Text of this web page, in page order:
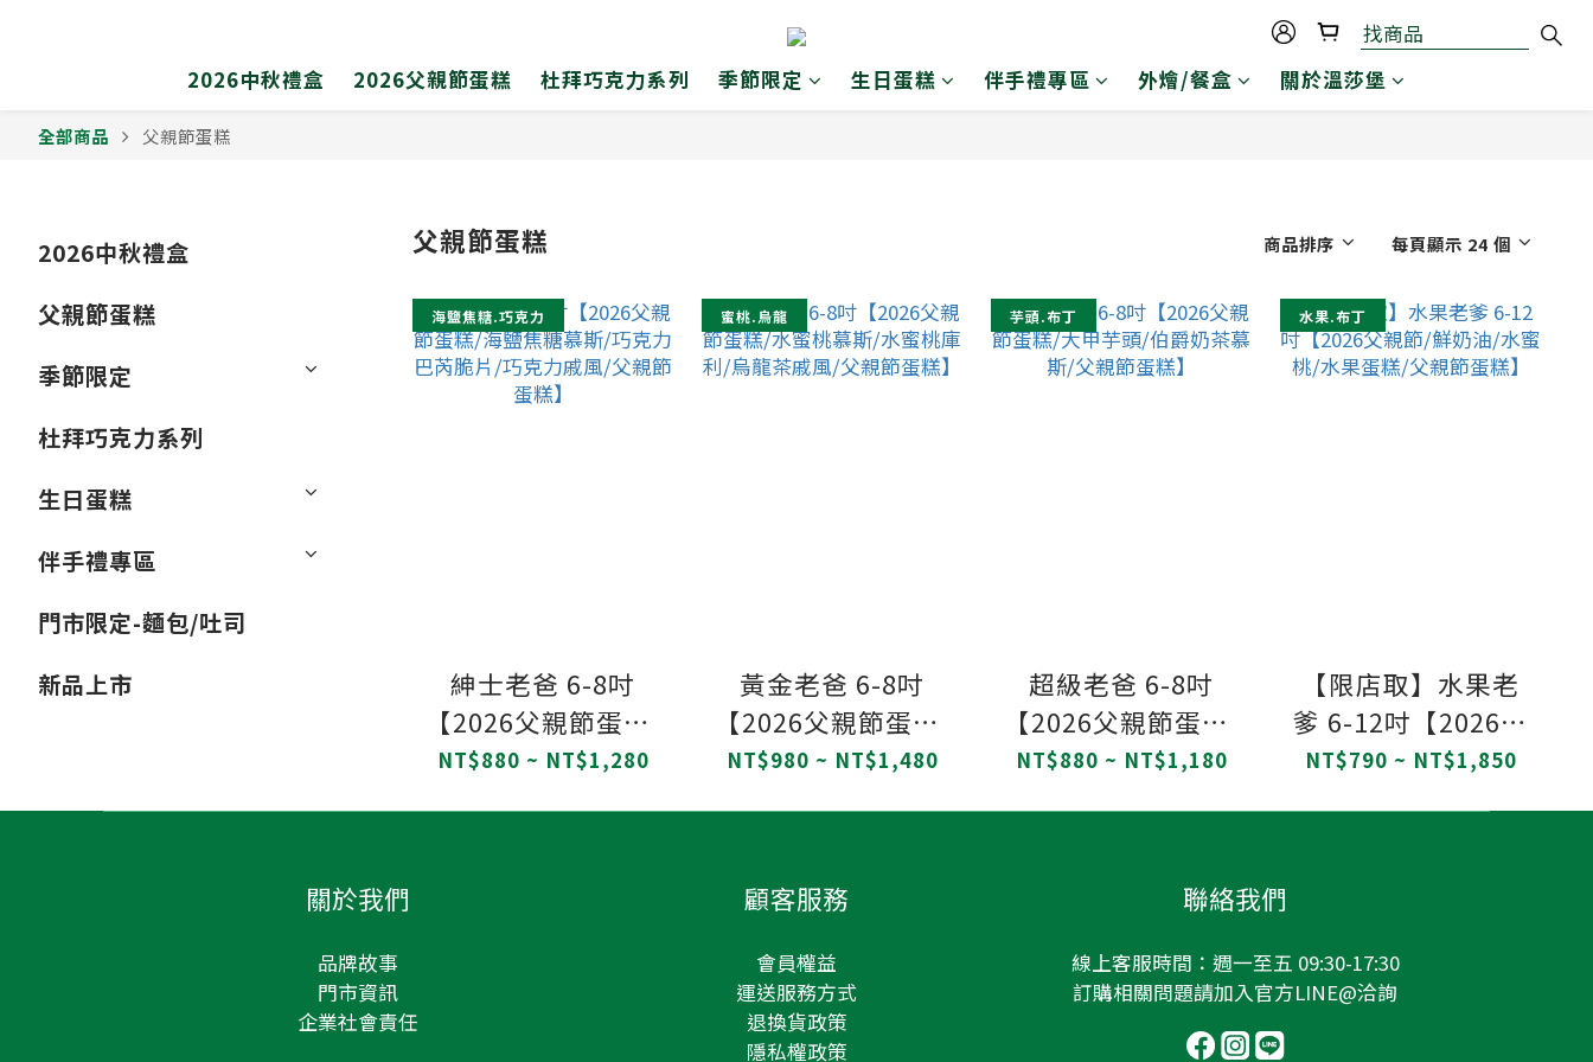
2026中秋禮盒 2026父親節蛋糕 杜拜巧克力系列 季節限定 生日蛋糕 伴手禮專區 外燴/餐盒 關於溫莎堡
全部商品 父親節蛋糕
2026中秋禮盒
父親節蛋糕
季節限定
杜拜巧克力系列
生日蛋糕
伴手禮專區
門市限定-麵包/吐司
新品上市
父親節蛋糕 商品排序 每頁顯示 24 個
海鹽焦糖.巧克力
紳士老爸 6-8吋
【2026父親節蛋糕/
海鹽焦糖慕斯/巧克
NT$880 ~ NT$1,280
蜜桃.烏龍
黃金老爸 6-8吋
【2026父親節蛋糕/
水蜜桃慕斯/水蜜桃
NT$980 ~ NT$1,480
芋頭.布丁
超級老爸 6-8吋
【2026父親節蛋糕/
大甲芋頭/伯爵奶茶
NT$880 ~ NT$1,180
水果.布丁
【限店取】水果老
爹 6-12吋【2026父
親節/鮮奶油/水蜜
NT$790 ~ NT$1,850
關於我們
品牌故事
門市資訊
企業社會責任
顧客服務
會員權益
運送服務方式
退換貨政策
隱私權政策
聯絡我們
線上客服時間：週一至五 09:30-17:30
訂購相關問題請加入官方LINE@洽詢